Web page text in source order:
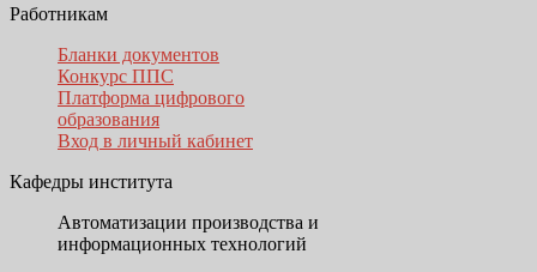
Работникам
Бланки документов
Конкурс ППС
Платформа цифрового
образования
Вход в личный кабинет
Кафедры института
Автоматизации производства и
информационных технологий